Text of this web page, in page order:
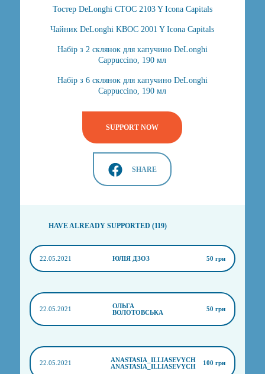
Тостер DeLonghi CTOC 2103 Y Icona Capitals
Чайник DeLonghi KBOC 2001 Y Icona Capitals
Набір з 2 склянок для капучино DeLonghi
Cappuccino, 190 мл
Набір з 6 склянок для капучино DeLonghi
Cappuccino, 190 мл
SUPPORT NOW
SHARE
HAVE ALREADY SUPPORTED (119)
22.05.2021 ЮЛІЯ ДЗОЗ 50 грн
22.05.2021
ОЛЬГА
ВОЛОТОВСЬКА
50 грн
22.05.2021
ANASTASIA_ILLIASEVYCH
ANASTASIA_ILLIASEVYCH
100 грн